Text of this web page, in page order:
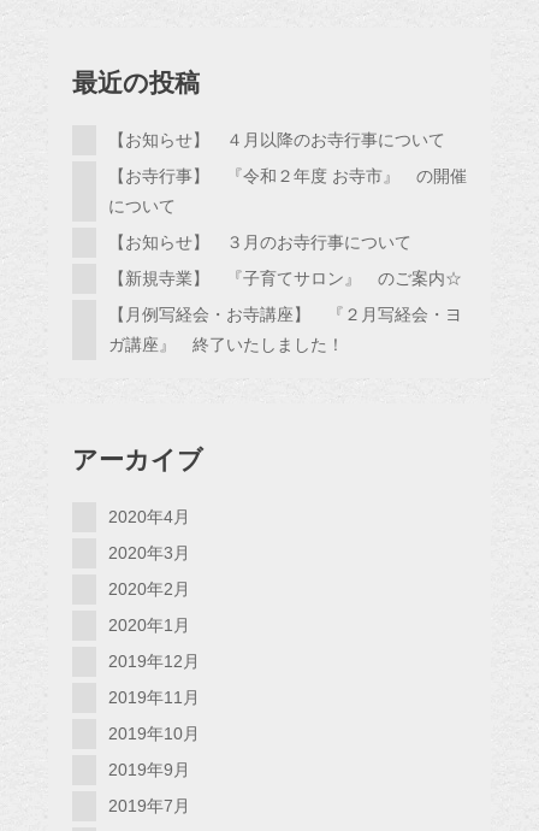
最近の投稿
【お知らせ】 ４月以降のお寺行事について
【お寺行事】 『令和２年度 お寺市』 の開催
について
【お知らせ】 ３月のお寺行事について
【新規寺業】 『子育てサロン』 のご案内☆
【月例写経会・お寺講座】 『２月写経会・ヨ
ガ講座』 終了いたしました！
アーカイブ
2020年4月
2020年3月
2020年2月
2020年1月
2019年12月
2019年11月
2019年10月
2019年9月
2019年7月